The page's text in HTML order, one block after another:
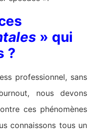
» qui
?
professionnel, sans
nous devons
ces phénomènes
connaissons tous un